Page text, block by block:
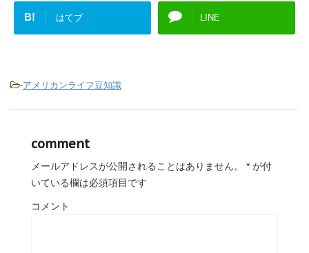
B! はてブ LINE
-アメリカンライフ豆知識
comment
メールアドレスが公開されることはありません。 * が付
いている欄は必須項目です
コメント